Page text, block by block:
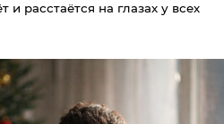
расстаётся на глазах у всех